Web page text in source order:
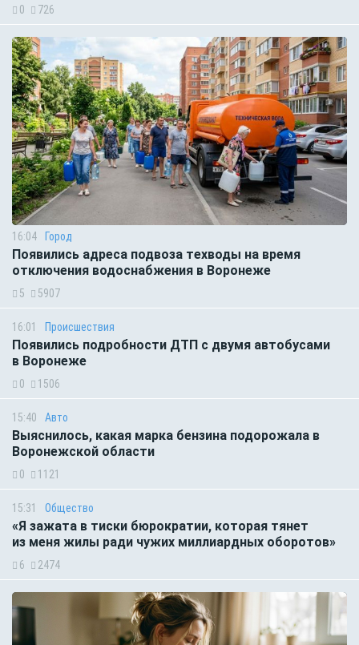
0 726
16:04 Город
Появились адреса подвоза техводы на время
отключения водоснабжения в Воронеже
5 5907
16:01 Происшествия
Появились подробности ДТП с двумя автобусами
в Воронеже
0 1506
15:40 Авто
Выяснилось, какая марка бензина подорожала в
Воронежской области
0 1121
15:31 Общество
«Я зажата в тиски бюрократии, которая тянет
из меня жилы ради чужих миллиардных оборотов»
6 2474